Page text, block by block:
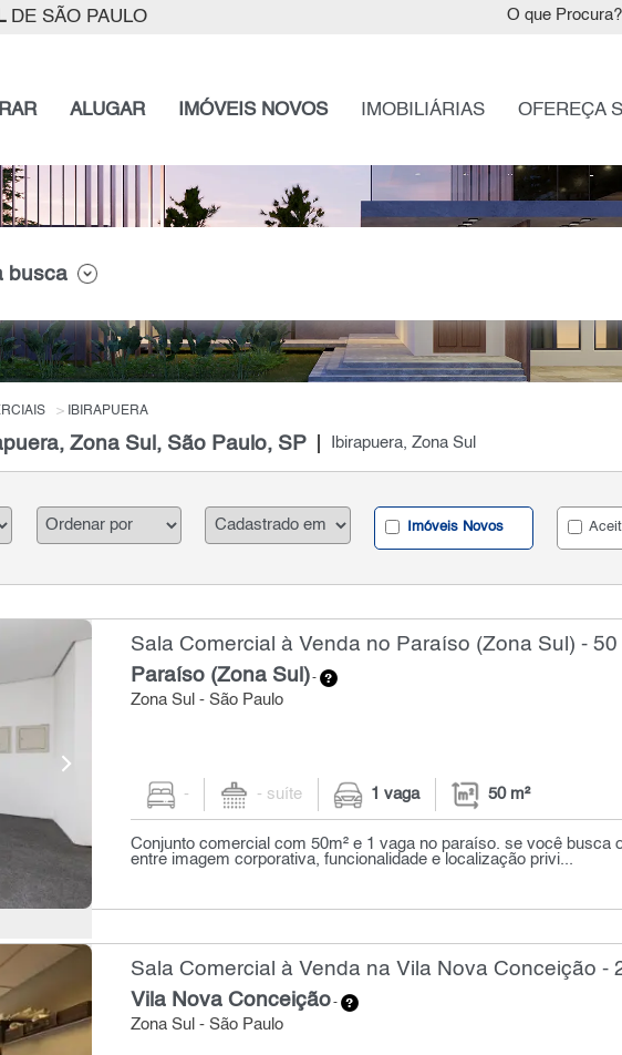
DE SÃO PAULO O que Procura?
ALUGAR IMÓVEIS NOVOS IMOBILIÁRIAS OFEREÇA
busca
IBIRAPUERA
Zona Sul, São Paulo, SP Ibirapuera, Zona Sul
Imóveis Novos
Sala Comercial à Venda no Paraíso (Zona Sul) - 50
Paraíso (Zona Sul)-
Zona Sul - São Paulo
- - suíte 1 vaga 50 m²
Conjunto comercial com 50m² e 1 vaga no paraíso. se você busca
entre imagem corporativa, funcionalidade e localização privi...
Sala Comercial à Venda na Vila Nova Conceição -
Vila Nova Conceição-
Zona Sul - São Paulo